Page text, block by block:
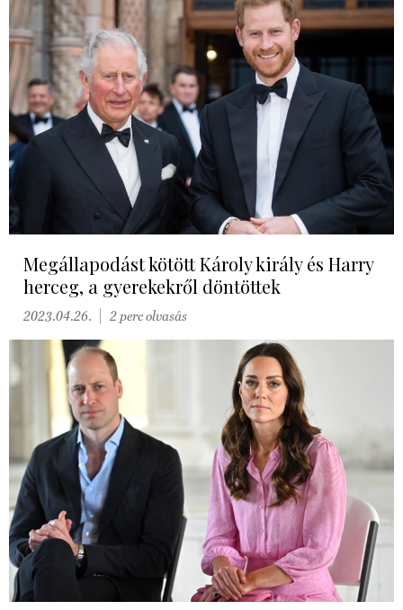
Megállapodást kötött Károly király és Harry
herceg, a gyerekekről döntöttek
2023.04.26. 2 perc olvasás